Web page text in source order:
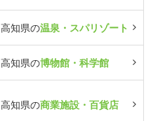
高知県の温泉・スパリゾート
高知県の博物館・科学館
高知県の商業施設・百貨店